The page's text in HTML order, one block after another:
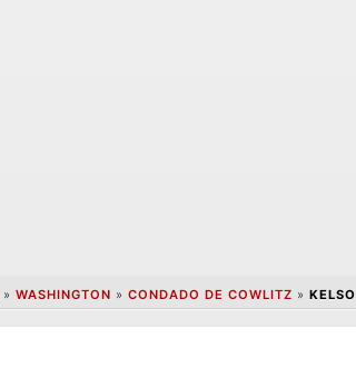
» WASHINGTON » CONDADO DE COWLITZ » KELSO